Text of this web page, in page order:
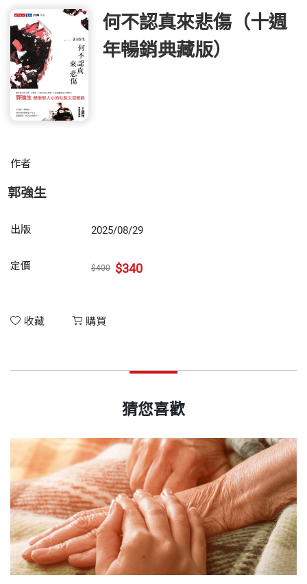
何不認真來悲傷（十週
年暢銷典藏版）
作者
郭強生
出版 2025/08/29
定價 $400 $340
收藏 購買
猜您喜歡